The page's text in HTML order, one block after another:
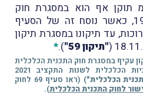
מע"מ תוקן אף הוא במסגרת חוק
תיקוני חקיקה משנת 1992, כאשר נוסח זה של הסעיף
עד תיקונו במסגרת תיקון
"תיקון 59" ).
*
כתיקון עקיף במסגרת חוק התכנית הכלכלית
(תיקוני חקיקה ליישום המדיניות הכלכלית לשנות התקציב 2021
הכלכלית"
) (ראו סעיף 69 לחוק
לחוק התכנית הכלכלית).